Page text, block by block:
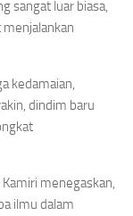
sangat luar biasa,
kedamaian,
dindim baru
menegaskan,
ilmu dalam